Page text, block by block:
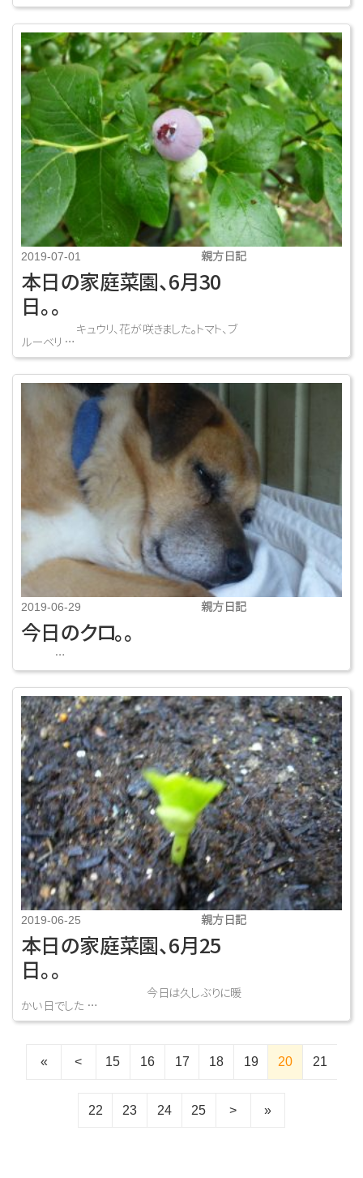
親方日記
2019-07-01
本日の家庭菜園、6月30
日。。
キュウリ、花が咲きました。トマト、ブ
ルーベリ …
親方日記
2019-06-29
今日のクロ。。
…
親方日記
2019-06-25
本日の家庭菜園、6月25
日。。
今日は久しぶりに暖
かい日でした …
« < 15 16 17 18 19 20 21
22 23 24 25 > »